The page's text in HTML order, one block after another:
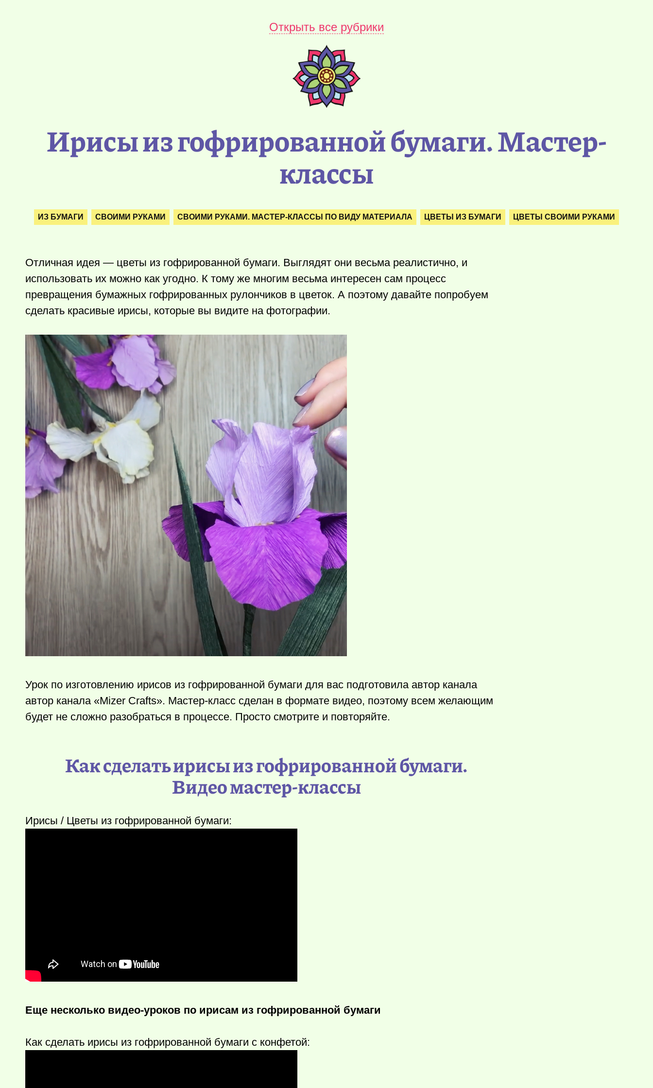
Открыть все рубрики
Ирисы из гофрированной бумаги. Мастер-
классы
ИЗ БУМАГИ СВОИМИ РУКАМИ СВОИМИ РУКАМИ. МАСТЕР-КЛАССЫ ПО ВИДУ МАТЕРИАЛА ЦВЕТЫ ИЗ БУМАГИ ЦВЕТЫ СВОИМИ РУКАМИ
Отличная идея — цветы из гофрированной бумаги. Выглядят они весьма реалистично, и
использовать их можно как угодно. К тому же многим весьма интересен сам процесс
превращения бумажных гофрированных рулончиков в цветок. А поэтому давайте попробуем
сделать красивые ирисы, которые вы видите на фотографии.
Урок по изготовлению ирисов из гофрированной бумаги для вас подготовила автор канала
автор канала «Mizer Crafts». Мастер-класс сделан в формате видео, поэтому всем желающим
будет не сложно разобраться в процессе. Просто смотрите и повторяйте.
Как сделать ирисы из гофрированной бумаги.
Видео мастер-классы
Ирисы / Цветы из гофрированной бумаги:
Еще несколько видео-уроков по ирисам из гофрированной бумаги
Как сделать ирисы из гофрированной бумаги с конфетой: